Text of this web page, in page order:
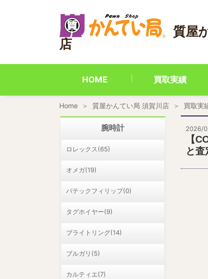
質屋
店
HOME 買取実績
Home 質屋かんてい局 須賀川店 買取実
2026/
【
と
腕時計
ロレックス(65)
オメガ(19)
パテックフィリップ(0)
タグホイヤー(9)
ブライトリング(14)
ブルガリ(5)
カルティエ(7)